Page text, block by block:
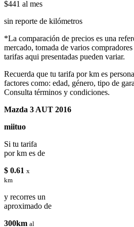
$441 al mes
sin reporte de kilómetros
*La comparación de precios es una
mercado, tomada de varios
tarifas aqui presentadas pueden variar.
Recuerda que tu tarifa por km es
factores como: edad, género, tipo de
Consulta términos y condiciones.
Mazda 3 AUT 2016
miituo
Si tu tarifa
por km es de
$ 0.61 x
km
y recorres un
aproximado de
300km al